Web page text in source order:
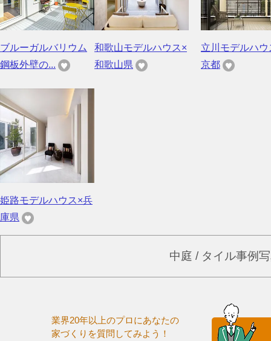
ブルーガルバリウム
鋼板外壁の...
和歌山モデルハウス×
和歌山県
立川モデルハウ
京都
姫路モデルハウス×兵
庫県
中庭 / タイル事例
業界20年以上のプロにあなたの
家づくりを質問してみよう！